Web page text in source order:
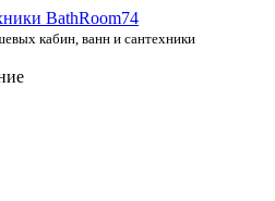
кабин, ванн и сантехники